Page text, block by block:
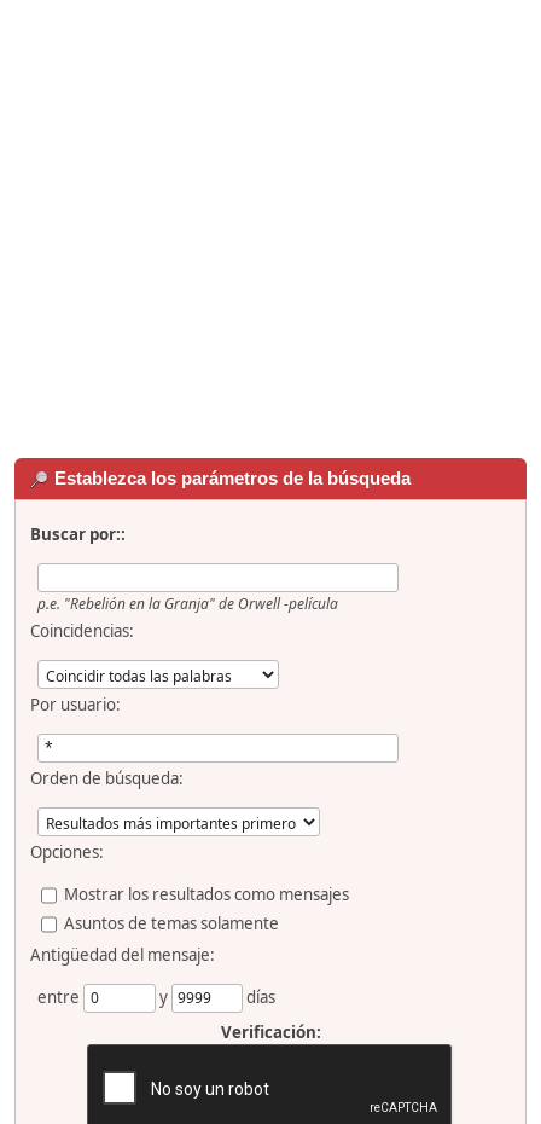
Establezca los parámetros de la búsqueda
Buscar por::
p.e. "Rebelión en la Granja" de Orwell -película
Coincidencias:
Por usuario:
Orden de búsqueda:
Opciones:
Mostrar los resultados como mensajes
Asuntos de temas solamente
Antigüedad del mensaje:
entre
y
días
Verificación: